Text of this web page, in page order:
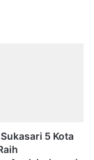
5 Kota